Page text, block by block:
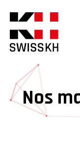
Nos